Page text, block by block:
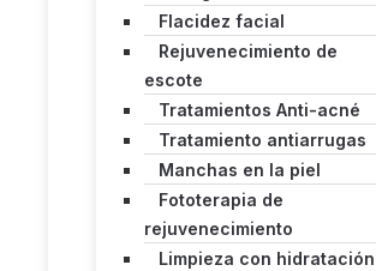
Flacidez facial
Rejuvenecimiento de
escote
Tratamientos Anti-acné
Tratamiento antiarrugas
Manchas en la piel
Fototerapia de
rejuvenecimiento
Limpieza con hidratación